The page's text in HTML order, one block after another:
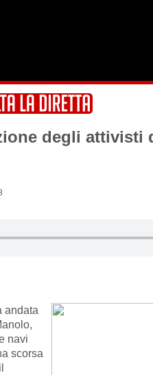
degli attivisti
andata
navi
scorsa